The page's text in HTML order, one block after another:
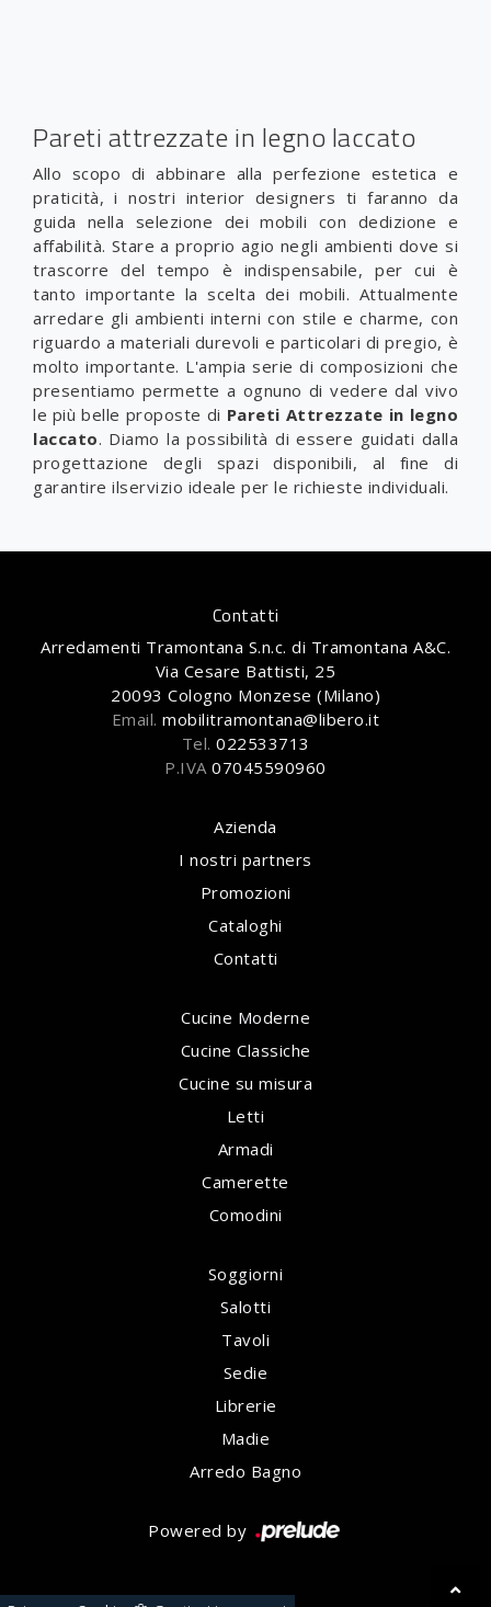
Pareti attrezzate in legno laccato
Allo scopo di abbinare alla perfezione estetica e
praticità, i nostri interior designers ti faranno da
guida nella selezione dei mobili con dedizione e
affabilità. Stare a proprio agio negli ambienti dove si
trascorre del tempo è indispensabile, per cui è
tanto importante la scelta dei mobili. Attualmente
arredare gli ambienti interni con stile e charme, con
riguardo a materiali durevoli e particolari di pregio, è
molto importante. L'ampia serie di composizioni che
presentiamo permette a ognuno di vedere dal vivo
le più belle proposte di Pareti Attrezzate in legno
laccato. Diamo la possibilità di essere guidati dalla
progettazione degli spazi disponibili, al fine di
garantire ilservizio ideale per le richieste individuali.
Contatti
Arredamenti Tramontana S.n.c. di Tramontana A&C.
Via Cesare Battisti, 25
20093 Cologno Monzese (Milano)
Email.mobilitramontana@libero.it
Tel. 022533713
P.IVA07045590960
Azienda
I nostri partners
Promozioni
Cataloghi
Contatti
Cucine Moderne
Cucine Classiche
Cucine su misura
Letti
Armadi
Camerette
Comodini
Soggiorni
Salotti
Tavoli
Sedie
Librerie
Madie
Arredo Bagno
Powered by